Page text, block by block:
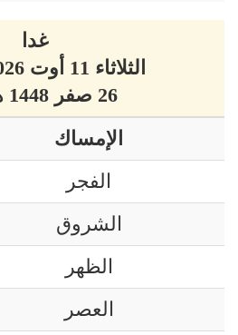
غدا
الثلاثاء 11 أوت 2026 ميلادي
26 صفر 1448 هجري
الإمساك
الفجر
الشروق
الظهر
العصر